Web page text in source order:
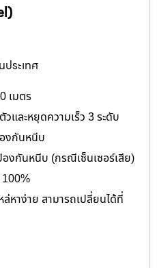
ระเทศ
เมตร
และหยุดความเร็ว 3 ระดับ
งกันหนีบ
งกันหนีบ (กรณีเซ็นเซอร์เสีย)
ล่หาง่าย สามารถเปลี่ยนได้ที่